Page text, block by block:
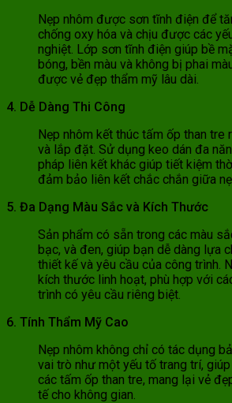
Nẹp nhôm được sơn tĩnh điện để
chống oxy hóa và chịu được các
nghiệt. Lớp sơn tĩnh điện giúp bề
bóng, bền màu và không bị phai
được vẻ đẹp thẩm mỹ lâu dài.
4. Dễ Dàng Thi Công
Nẹp nhôm kết thúc tấm ốp than tre
và lắp đặt. Sử dụng keo dán đa
pháp liên kết khác giúp tiết kiệm
đảm bảo liên kết chắc chắn giữa
5. Đa Dạng Màu Sắc và Kích Thước
Sản phẩm có sẵn trong các màu
bạc, và đen, giúp bạn dễ dàng lựa
thiết kế và yêu cầu của công trình.
kích thước linh hoạt, phù hợp với
trình có yêu cầu riêng biệt.
6. Tính Thẩm Mỹ Cao
Nẹp nhôm không chỉ có tác dụng
vai trò như một yếu tố trang trí,
các tấm ốp than tre, mang lại vẻ
tế cho không gian.